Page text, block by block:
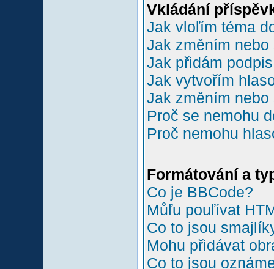
Vkládání
Jak vloľím téma
Jak změním
Jak přidám
Jak vytvořím
Jak změním
Proč se nemohu
Proč nemohu
Formátování a
Co je BBCode?
Můľu pouľívat
Co to jsou
Mohu přidávat
Co to jsou